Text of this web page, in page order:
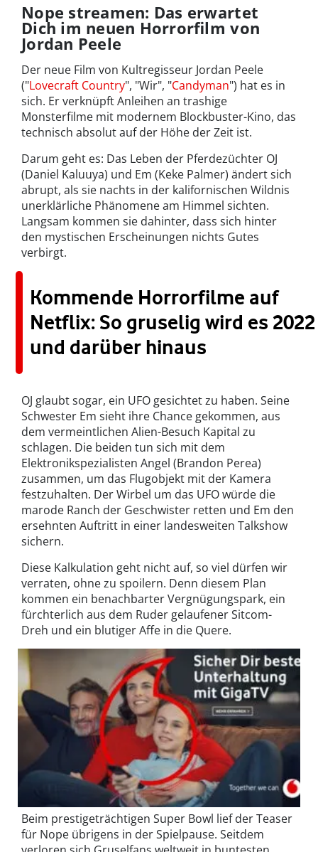
Nope streamen: Das erwartet
Dich im neuen Horrorfilm von
Jordan Peele
Der neue Film von Kultregisseur Jordan Peele
("Lovecraft Country", "Wir", "Candyman") hat es in
sich. Er verknüpft Anleihen an trashige
Monsterfilme mit modernem Blockbuster-Kino, das
technisch absolut auf der Höhe der Zeit ist.
Darum geht es: Das Leben der Pferdezüchter OJ
(Daniel Kaluuya) und Em (Keke Palmer) ändert sich
abrupt, als sie nachts in der kalifornischen Wildnis
unerklärliche Phänomene am Himmel sichten.
Langsam kommen sie dahinter, dass sich hinter
den mystischen Erscheinungen nichts Gutes
verbirgt.
Kommende Horrorfilme auf
Netflix: So gruselig wird es 2022
und darüber hinaus
OJ glaubt sogar, ein UFO gesichtet zu haben. Seine
Schwester Em sieht ihre Chance gekommen, aus
dem vermeintlichen Alien-Besuch Kapital zu
schlagen. Die beiden tun sich mit dem
Elektronikspezialisten Angel (Brandon Perea)
zusammen, um das Flugobjekt mit der Kamera
festzuhalten. Der Wirbel um das UFO würde die
marode Ranch der Geschwister retten und Em den
ersehnten Auftritt in einer landesweiten Talkshow
sichern.
Diese Kalkulation geht nicht auf, so viel dürfen wir
verraten, ohne zu spoilern. Denn diesem Plan
kommen ein benachbarter Vergnügungspark, ein
fürchterlich aus dem Ruder gelaufener Sitcom-
Dreh und ein blutiger Affe in die Quere.
Beim prestigeträchtigen Super Bowl lief der Teaser
für Nope übrigens in der Spielpause. Seitdem